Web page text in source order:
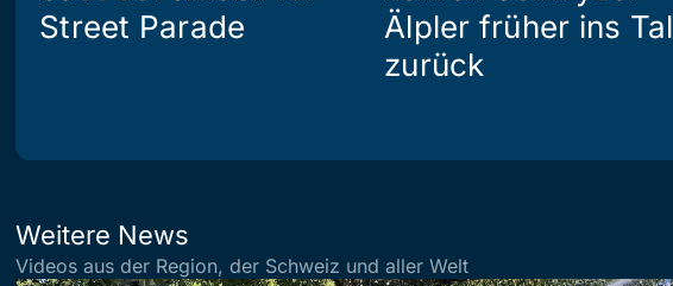
Street Parade
Älpler früher ins Tal
zurück
Weitere News
Videos aus der Region, der Schweiz und aller Welt